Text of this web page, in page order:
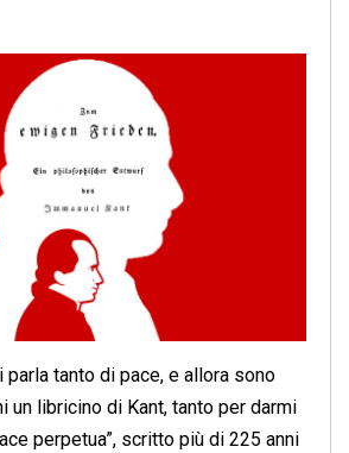
parla tanto di pace, e allora sono
un libricino di Kant, tanto per darmi
perpetua”, scritto più di 225 anni